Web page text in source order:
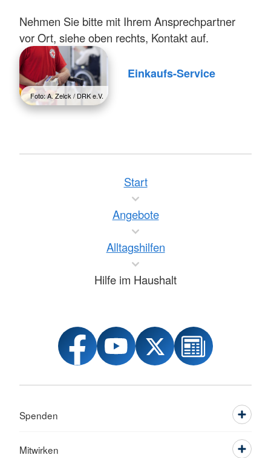
Nehmen Sie bitte mit Ihrem Ansprechpartner
vor Ort, siehe oben rechts, Kontakt auf.
Foto: A. Zelck / DRK e.V.
Einkaufs-Service
Start
Angebote
Alltagshilfen
Hilfe im Haushalt
Spenden
Mitwirken